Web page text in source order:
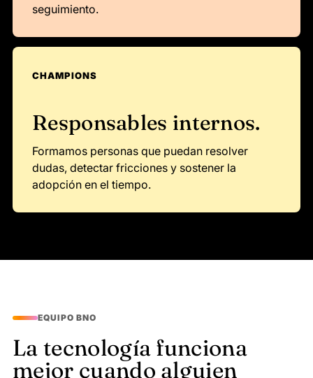
seguimiento.
CHAMPIONS
Responsables internos.
Formamos personas que puedan resolver
dudas, detectar fricciones y sostener la
adopción en el tiempo.
EQUIPO BNO
La tecnología funciona
mejor cuando alguien